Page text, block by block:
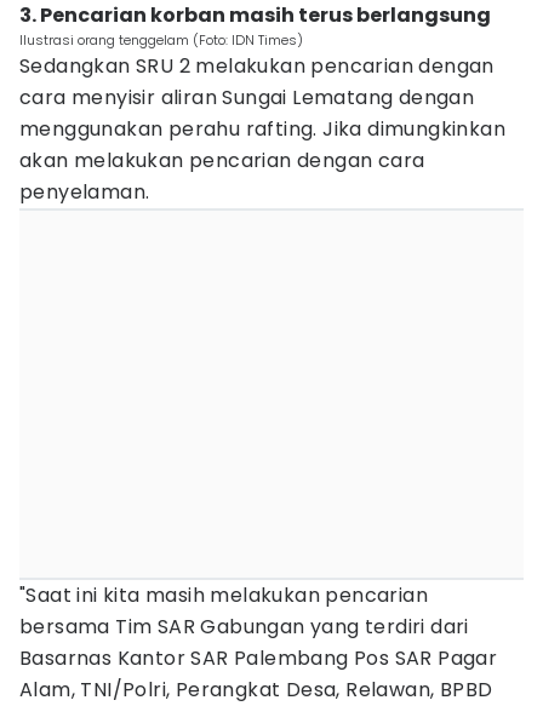
3. Pencarian korban masih terus berlangsung
Ilustrasi orang tenggelam (Foto: IDN Times)
Sedangkan SRU 2 melakukan pencarian dengan
cara menyisir aliran Sungai Lematang dengan
menggunakan perahu rafting. Jika dimungkinkan
akan melakukan pencarian dengan cara
penyelaman.
"Saat ini kita masih melakukan pencarian
bersama Tim SAR Gabungan yang terdiri dari
Basarnas Kantor SAR Palembang Pos SAR Pagar
Alam, TNI/Polri, Perangkat Desa, Relawan, BPBD